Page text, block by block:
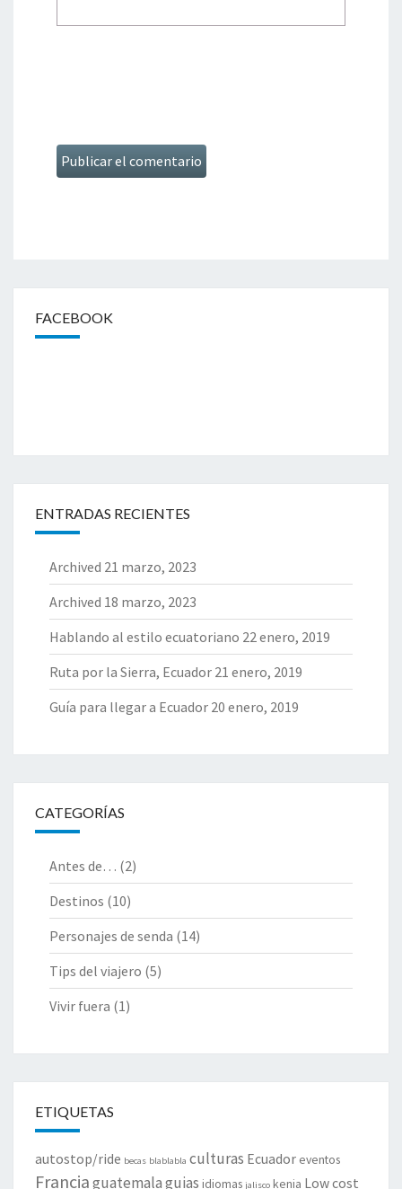
FACEBOOK
ENTRADAS RECIENTES
Archived 21 marzo, 2023
Archived 18 marzo, 2023
Hablando al estilo ecuatoriano 22 enero, 2019
Ruta por la Sierra, Ecuador 21 enero, 2019
Guía para llegar a Ecuador 20 enero, 2019
CATEGORÍAS
Antes de… (2)
Destinos (10)
Personajes de senda (14)
Tips del viajero (5)
Vivir fuera (1)
ETIQUETAS
autostop/ride becas blablabla culturas Ecuador eventos
Franciaguatemalaguias idiomas jalisco kenia Low cost